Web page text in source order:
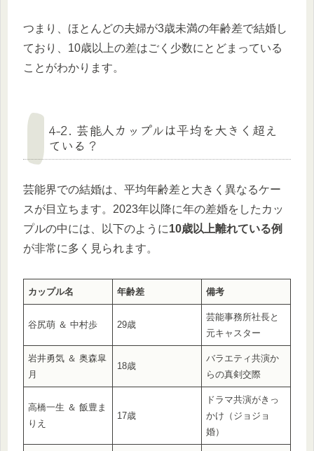
つまり、ほとんどの夫婦が3歳未満の年齢差で結婚し
ており、10歳以上の差はごく少数にとどまっている
ことがわかります。
4-2. 芸能人カップルは平均を大きく超え
ている？
芸能界での結婚は、平均年齢差と大きく異なるケー
スが目立ちます。2023年以降に年の差婚をしたカッ
プルの中には、以下のように10歳以上離れている例
が非常に多く見られます。
カップル名 年齢差 備考
谷尻萌 ＆ 中村歩 29歳
芸能事務所社長と
元キャスター
岩井勇気 ＆ 奥森皐
月
18歳
バラエティ共演か
らの真剣交際
高橋一生 ＆ 飯豊ま
りえ
17歳
ドラマ共演がきっ
かけ（ジョジョ
婚）